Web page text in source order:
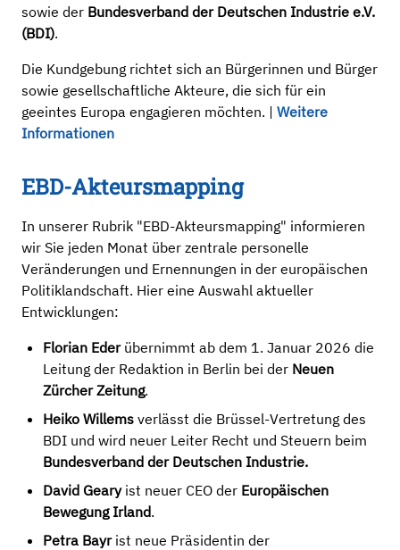
sowie der Bundesverband der Deutschen Industrie e.V.
(BDI).
Die Kundgebung richtet sich an Bürgerinnen und Bürger
sowie gesellschaftliche Akteure, die sich für ein
geeintes Europa engagieren möchten. | Weitere
Informationen
EBD-Akteursmapping
In unserer Rubrik "EBD-Akteursmapping" informieren
wir Sie jeden Monat über zentrale personelle
Veränderungen und Ernennungen in der europäischen
Politiklandschaft. Hier eine Auswahl aktueller
Entwicklungen:
Florian Ederübernimmt ab dem 1. Januar 2026 die
Leitung der Redaktion in Berlin bei der Neuen
Zürcher Zeitung.
Heiko Willems verlässt die Brüssel-Vertretung des
BDI und wird neuer Leiter Recht und Steuern beim
Bundesverband der Deutschen Industrie.
David Gearyist neuer CEO der Europäischen
Bewegung Irland.
Petra Bayrist neue Präsidentin der